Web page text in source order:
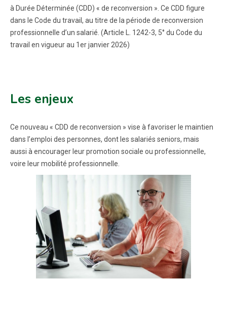
à Durée Déterminée (CDD) « de reconversion ». Ce CDD figure
dans le Code du travail, au titre de la période de reconversion
professionnelle d’un salarié. (Article L. 1242-3, 5° du Code du
travail en vigueur au 1er janvier 2026)
Les enjeux
Ce nouveau « CDD de reconversion » vise à favoriser le maintien
dans l’emploi des personnes, dont les salariés seniors, mais
aussi à encourager leur promotion sociale ou professionnelle,
voire leur mobilité professionnelle.